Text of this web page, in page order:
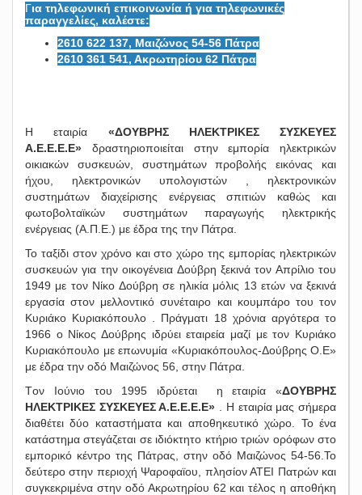
Για τηλεφωνική επικοινωνία ή για τηλεφωνικές
παραγγελίες, καλέστε:
2610 622 137, Μαιζώνος 54-56 Πάτρα
2610 361 541, Ακρωτηρίου 62 Πάτρα
Η εταιρία «ΔΟΥΒΡΗΣ ΗΛΕΚΤΡΙΚΕΣ ΣΥΣΚΕΥΕΣ
Α.Ε.Ε.Ε.Ε» δραστηριοποιείται στην εμπορία ηλεκτρικών
οικιακών συσκευών, συστημάτων προβολής εικόνας και
ήχου, ηλεκτρονικών υπολογιστών , ηλεκτρονικών
συστημάτων διαχείρισης ενέργειας σπιτιών καθώς και
φωτοβολταϊκών συστημάτων παραγωγής ηλεκτρικής
ενέργειας (Α.Π.Ε.) με έδρα της την Πάτρα.
Το ταξίδι στον χρόνο και στο χώρο της εμπορίας ηλεκτρικών
συσκευών για την οικογένεια Δούβρη ξεκινά τον Απρίλιο του
1949 με τον Νίκο Δούβρη σε ηλικία μόλις 13 ετών να ξεκινά
εργασία στον μελλοντικό συνέταιρο και κουμπάρο του τον
Κυριάκο Κυριακόπουλο . Πράγματι 18 χρόνια αργότερα το
1966 ο Νίκος Δούβρης ιδρύει εταιρεία μαζί με τον Κυριάκο
Κυριακόπουλο με επωνυμία «Κυριακόπουλος-Δούβρης Ο.Ε»
με έδρα την οδό Μαιζώνος 56, στην Πάτρα.
Tον Ιούνιο του 1995 ιδρύεται η εταιρία «ΔΟΥΒΡΗΣ
ΗΛΕΚΤΡΙΚΕΣ ΣΥΣΚΕΥΕΣ Α.Ε.Ε.Ε.Ε» . Η εταιρία μας σήμερα
διαθέτει δύο καταστήματα και αποθηκευτικό χώρο. Το ένα
κατάστημα στεγάζεται σε ιδιόκτητο κτήριο τριών ορόφων στο
εμπορικό κέντρο της Πάτρας, στην οδό Μαιζώνος 54-56.Το
δεύτερο στην περιοχή Ψαροφαϊου, πλησίον ΑΤΕΙ Πατρών και
συγκεκριμένα στην οδό Ακρωτηρίου 62 και τέλος η αποθήκη